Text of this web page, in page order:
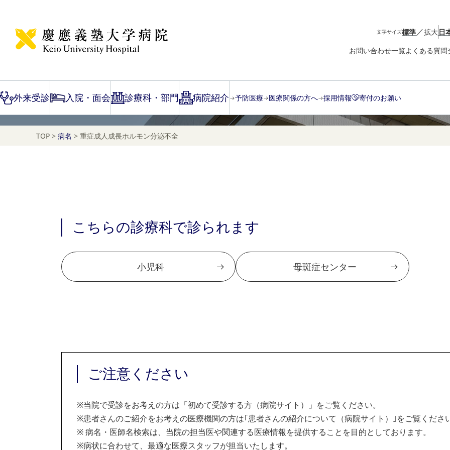
文字サイズ標準／拡大日
お問い合わせ一覧よくある質問
外来受診 入院・面会 診療科・部門 病院紹介 予防医療 医療関係の方へ 採用情報 寄付のお願い
Disease Name Search
TOP > 病名 > 重症成人成長ホルモン分泌不全
こちらの診療科で診られます
小児科 母斑症センター
ご注意ください
※当院で受診をお考えの方は「初めて受診する方（病院サイト）」をご覧ください。
※患者さんのご紹介をお考えの医療機関の方は｢患者さんの紹介について（病院サイト）｣をご覧くださ
※病名・医師名検索は、当院の担当医や関連する医療情報を提供することを目的としております。
※病状に合わせて、最適な医療スタッフが担当いたします。